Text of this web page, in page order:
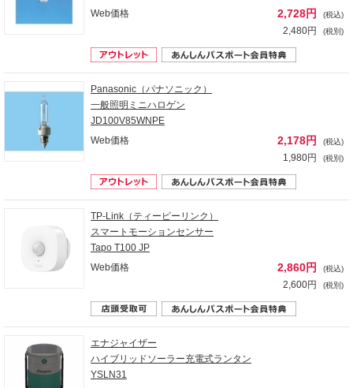
Web価格
2,728円 (税込)
2,480円 (税別)
Panasonic（パナソニック）
一般照明ミニハロゲン
JD100V85WNPE
Web価格
2,178円 (税込)
1,980円 (税別)
TP-Link（ティーピーリンク）
スマートモーションセンサー
Tapo T100 JP
Web価格
2,860円 (税込)
2,600円 (税別)
エナジャイザー
ハイブリッドソーラー充電式ランタン
YSLN31